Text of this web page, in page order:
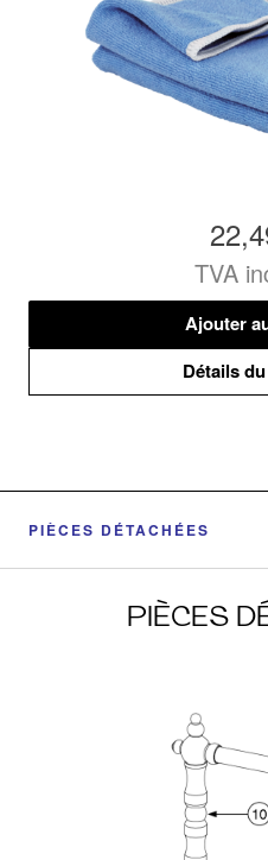
TVA
Ajouter
Détails
PIÈCES DÉTACHÉES
PIÈCES